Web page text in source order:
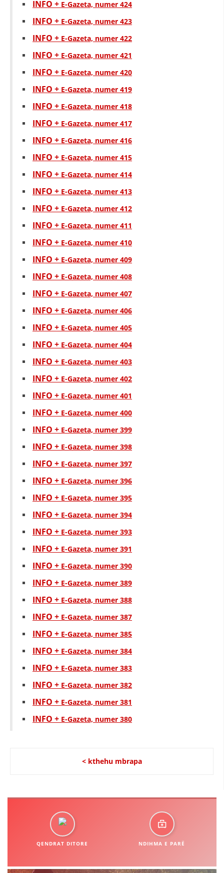
INFO + E-Gazeta, numer 424
INFO + E-Gazeta, numer 423
INFO + E-Gazeta, numer 422
INFO + E-Gazeta, numer 421
INFO + E-Gazeta, numer 420
INFO + E-Gazeta, numer 419
INFO + E-Gazeta, numer 418
INFO + E-Gazeta, numer 417
INFO + E-Gazeta, numer 416
INFO + E-Gazeta, numer 415
INFO + E-Gazeta, numer 414
INFO + E-Gazeta, numer 413
INFO + E-Gazeta, numer 412
INFO + E-Gazeta, numer 411
INFO + E-Gazeta, numer 410
INFO + E-Gazeta, numer 409
INFO + E-Gazeta, numer 408
INFO + E-Gazeta, numer 407
INFO + E-Gazeta, numer 406
INFO + E-Gazeta, numer 405
INFO + E-Gazeta, numer 404
INFO + E-Gazeta, numer 403
INFO + E-Gazeta, numer 402
INFO + E-Gazeta, numer 401
INFO + E-Gazeta, numer 400
INFO + E-Gazeta, numer 399
INFO + E-Gazeta, numer 398
INFO + E-Gazeta, numer 397
INFO + E-Gazeta, numer 396
INFO + E-Gazeta, numer 395
INFO + E-Gazeta, numer 394
INFO + E-Gazeta, numer 393
INFO + E-Gazeta, numer 391
INFO + E-Gazeta, numer 390
INFO + E-Gazeta, numer 389
INFO + E-Gazeta, numer 388
INFO + E-Gazeta, numer 387
INFO + E-Gazeta, numer 385
INFO + E-Gazeta, numer 384
INFO + E-Gazeta, numer 383
INFO + E-Gazeta, numer 382
INFO + E-Gazeta, numer 381
INFO + E-Gazeta, numer 380
< kthehu mbrapa
QENDRAT DITORE NDIHMA E PARË